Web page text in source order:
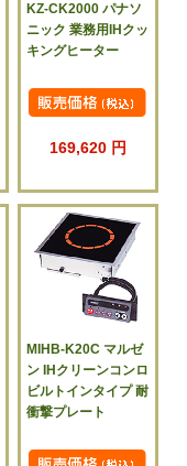
KZ-CK2000 パナソ
ニック 業務用IHクッ
キングヒーター
169,620 円
MIHB-K20C マルゼ
ン IHクリーンコンロ
ビルトインタイプ 耐
衝撃プレート